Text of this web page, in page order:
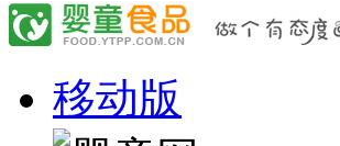
移动版